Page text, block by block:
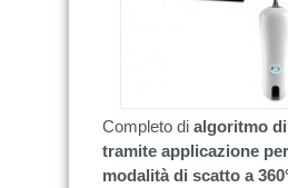
Completo di algoritmo
tramite applicazione
modalità di scatto a